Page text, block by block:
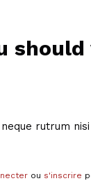
rutrum
ou s'inscrire